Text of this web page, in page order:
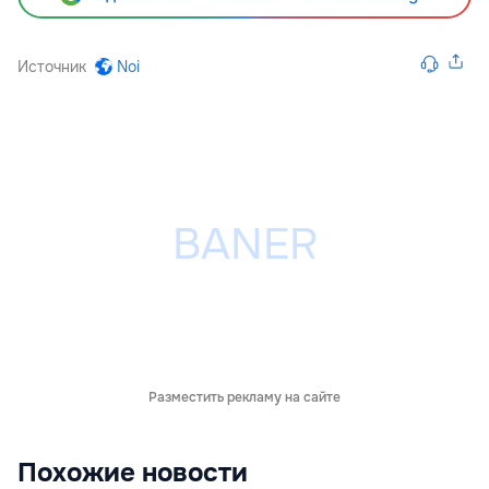
Источник Noi
Разместить рекламу на сайте
Похожие новости